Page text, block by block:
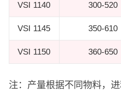
VSI 1140 300-520
VSI 1145 350-610
VSI 1150 360-650
注：产量根据不同物料，